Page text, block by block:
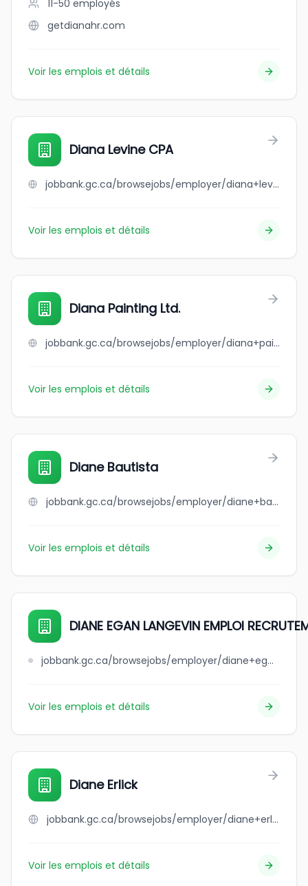
11-50 employés
getdianahr.com
Voir les emplois et détails
Diana Levine CPA
jobbank.gc.ca/browsejobs/employer/diana+levine+cpa/ca
Voir les emplois et détails
Diana Painting Ltd.
jobbank.gc.ca/browsejobs/employer/diana+painting+ltd./ca
Voir les emplois et détails
Diane Bautista
jobbank.gc.ca/browsejobs/employer/diane+bautista/ca
Voir les emplois et détails
DIANE EGAN LANGEVIN EMPLOI
jobbank.gc.ca/browsejobs/employer/diane+egan+langevin+emploi+recrutement+et+associ%C3%A9s+inc./ca
Voir les emplois et détails
Diane Erlick
jobbank.gc.ca/browsejobs/employer/diane+erlick/ca
Voir les emplois et détails